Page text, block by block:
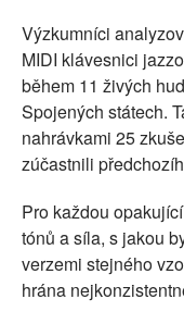
Výzkumníci
MIDI klávesnici
během 11 živých
Spojených státech.
nahrávkami 25
zúčastnili
Pro každou
tónů a síla, s jakou
verzemi stejného
hrána